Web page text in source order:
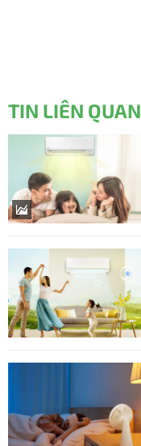
TIN LIÊN QUAN